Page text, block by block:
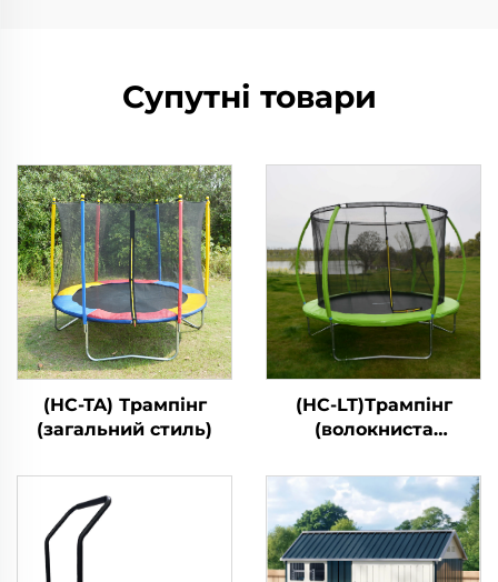
Супутні товари
(HC-TA) Трампінг
(загальний стиль)
(HC-LT)Трампінг
(волокниста